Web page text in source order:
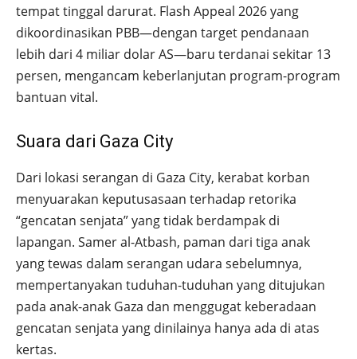
tempat tinggal darurat. Flash Appeal 2026 yang
dikoordinasikan PBB—dengan target pendanaan
lebih dari 4 miliar dolar AS—baru terdanai sekitar 13
persen, mengancam keberlanjutan program-program
bantuan vital.
Suara dari Gaza City
Dari lokasi serangan di Gaza City, kerabat korban
menyuarakan keputusasaan terhadap retorika
“gencatan senjata” yang tidak berdampak di
lapangan. Samer al-Atbash, paman dari tiga anak
yang tewas dalam serangan udara sebelumnya,
mempertanyakan tuduhan-tuduhan yang ditujukan
pada anak-anak Gaza dan menggugat keberadaan
gencatan senjata yang dinilainya hanya ada di atas
kertas.